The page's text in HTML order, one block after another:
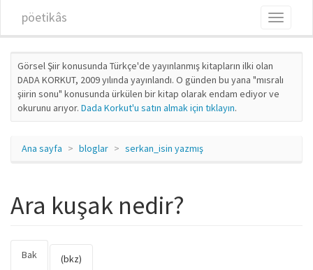
pöetikâs
Toggle
Görsel Şiir konusunda Türkçe'de yayınlanmış kitapların ilki olan
DADA KORKUT, 2009 yılında yayınlandı. O günden bu yana "mısralı
şiirin sonu" konusunda ürkülen bir kitap olarak endam ediyor ve
okurunu arıyor. Dada Korkut'u satın almak için tıklayın.
Ana sayfa bloglar serkan_isin yazmış
Ara kuşak nedir?
Bak
(bkz)